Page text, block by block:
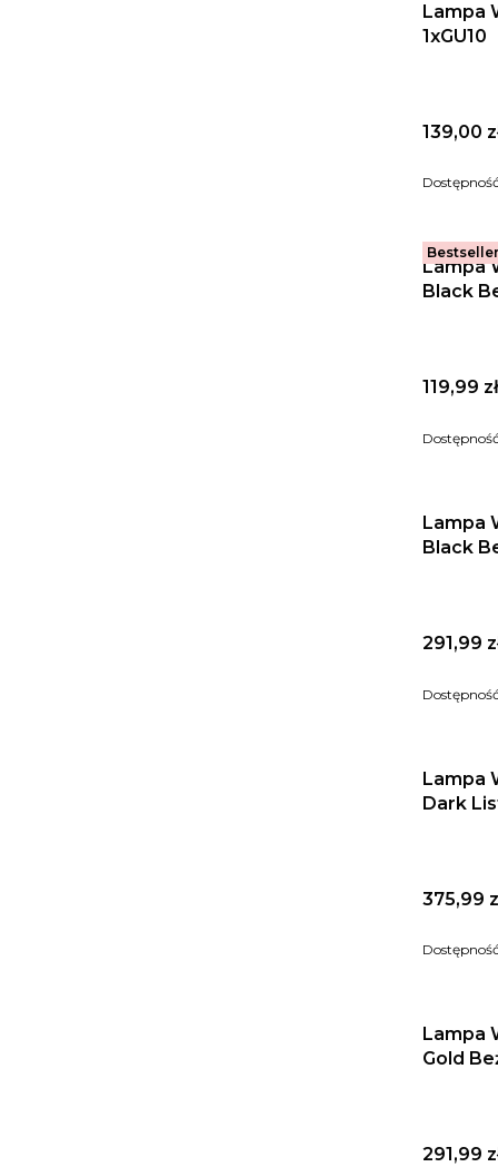
Lampa
1xGU10
Cena
139,00
Bestseller
Lampa
Black
Cena
119,99 zł
Lampa
Black
Cena
291,99
Lampa
Dark
Cena
375,99
Lampa
Gold
Cena
291,99